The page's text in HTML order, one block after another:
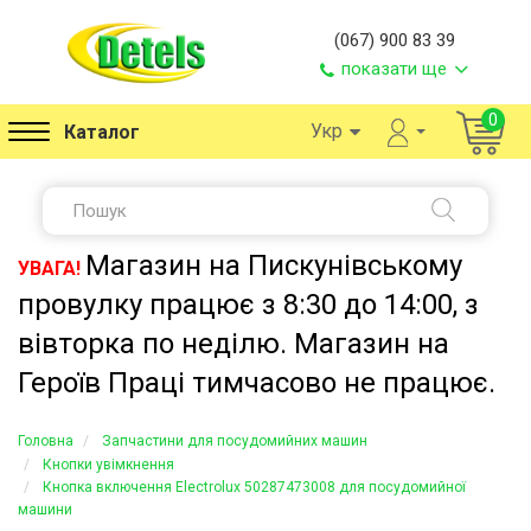
(067) 900 83 39
показати ще
Каталог Укр 0
УВАГА! Магазин на Пискунівському
провулку працює з 8:30 до 14:00, з
вівторка по неділю. Магазин на
Героїв Праці тимчасово не працює.
Головна
Запчастини для посудомийних машин
Кнопки увімкнення
Кнопка включення Electrolux 50287473008 для посудомийної
машини